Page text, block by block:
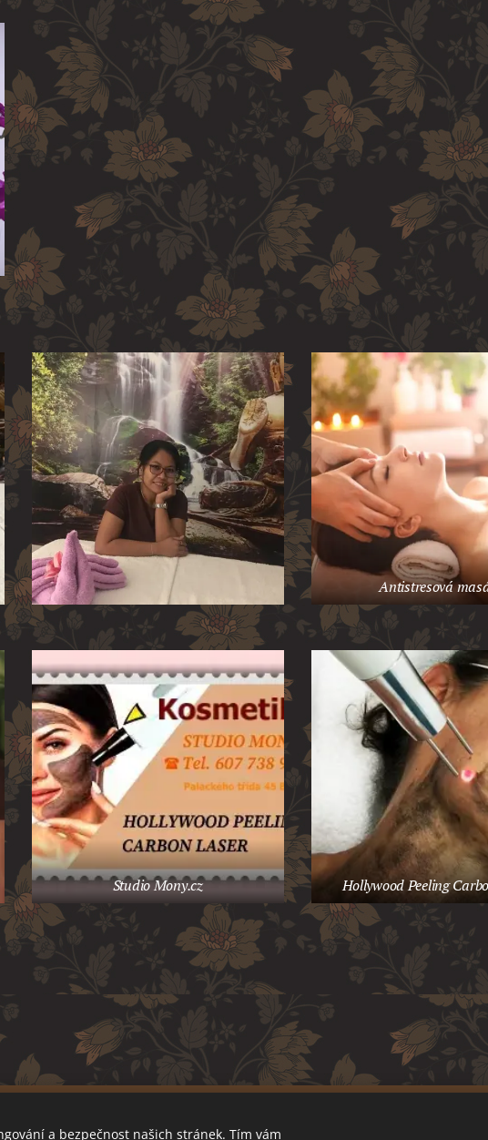
Antistresová
Studio Mony.cz Hollywood Peeling
Vytvořeno službou
a bezpečnost našich stránek. Tím vám